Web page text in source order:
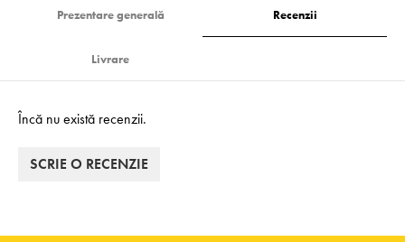
Prezentare generală Recenzii
Livrare
Încă nu există recenzii.
SCRIE O RECENZIE